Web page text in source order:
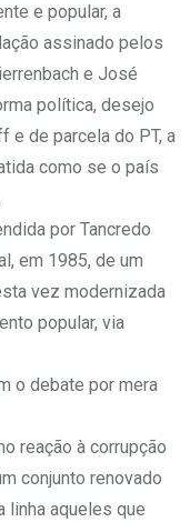
e popular, a
assinado pelos
e José
política, desejo
e de parcela do PT, a
como se o país
por Tancredo
em 1985, de um
vez modernizada
popular, via
o debate por mera
reação à corrupção
conjunto renovado
linha aqueles que